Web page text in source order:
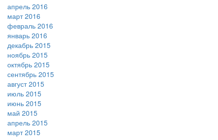
апрель 2016
март 2016
февраль 2016
январь 2016
декабрь 2015
ноябрь 2015
октябрь 2015
сентябрь 2015
август 2015
июль 2015
июнь 2015
май 2015
апрель 2015
март 2015